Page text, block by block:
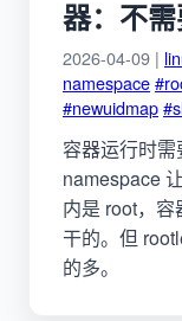
器：不
2026-04-09 |
namespace
#newuidmap
容器运行时
namespace
内是 root，
干的。但
的多。